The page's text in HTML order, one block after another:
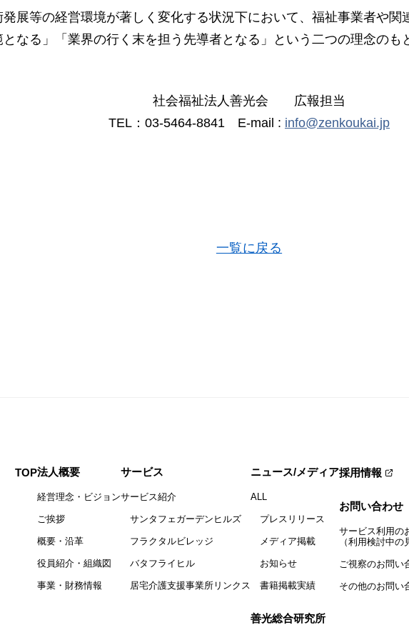
展等の経営環境が著しく変化する状況下において、福祉事業者や関
なる」「業界の行く末を担う先導者となる」という二つの理念の
社会福祉法人善光会 広報担当
TEL：03-5464-8841 E-mail : info@zenkoukai.jp
一覧に戻る
TOP法人概要
経営理念・ビジョン
ご挨拶
概要・沿革
役員紹介・組織図
事業・財務情報
サービス
サービス紹介
サンタフェガーデンヒルズ
フラクタルビレッジ
バタフライヒル
居宅介護支援事業所リンクス
ニュース/メディア
ALL
プレスリリース
メディア掲載
お知らせ
書籍掲載実績
善光総合研究所
採用情報
お問い合わせ
サービス利用の
（利用検討中の
ご視察のお問い
その他のお問い